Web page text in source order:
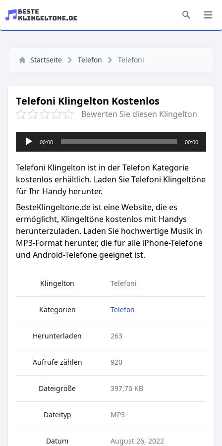
Startseite Telefon Telefoni
Telefoni Klingelton Kostenlos
Bewerten Sie diesen Klingelton
Audio-
Player
00:00 00:00
Telefoni Klingelton ist in der Telefon Kategorie
kostenlos erhältlich. Laden Sie Telefoni Klingeltöne
für Ihr Handy herunter.
BesteKlingeltone.de ist eine Website, die es
ermöglicht, Klingeltöne kostenlos mit Handys
herunterzuladen. Laden Sie hochwertige Musik in
MP3-Format herunter, die für alle iPhone-Telefone
und Android-Telefone geeignet ist.
Klingelton Telefoni
Kategorien Telefon
Herunterladen 263
Aufrufe zählen 920
Dateigröße 397,76 KB
Dateityp MP3
Datum August 26, 2022